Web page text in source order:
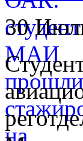
30